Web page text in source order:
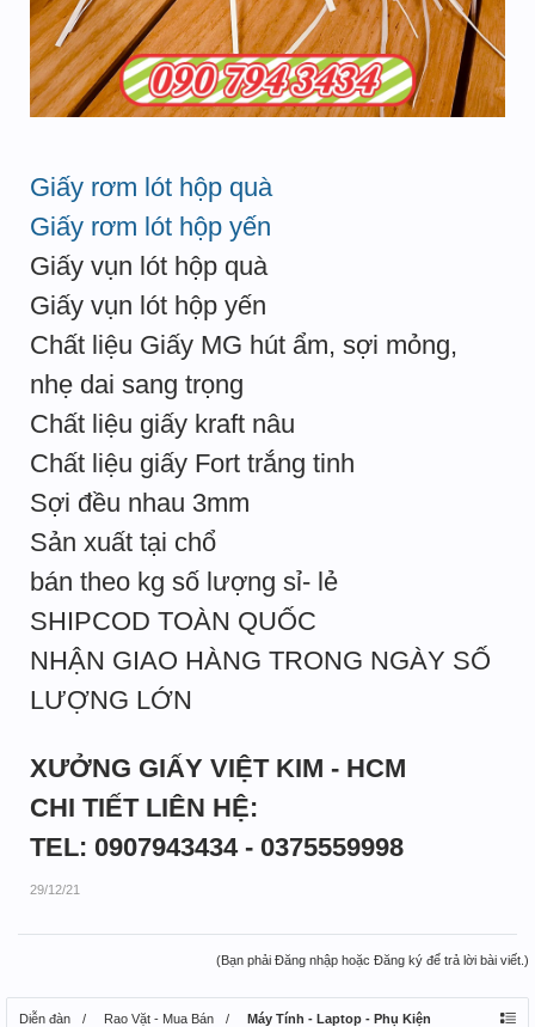
Giấy rơm lót hộp quà
Giấy rơm lót hộp yến
Giấy vụn lót hộp quà
Giấy vụn lót hộp yến
Chất liệu Giấy MG hút ẩm, sợi mỏng,
nhẹ dai sang trọng
Chất liệu giấy kraft nâu
Chất liệu giấy Fort trắng tinh
Sợi đều nhau 3mm
Sản xuất tại chổ
bán theo kg số lượng sỉ- lẻ
SHIPCOD TOÀN QUỐC
NHẬN GIAO HÀNG TRONG NGÀY SỐ
LƯỢNG LỚN
XƯỞNG GIẤY VIỆT KIM - HCM
CHI TIẾT LIÊN HỆ:
TEL: 0907943434 - 0375559998
29/12/21
(Bạn phải Đăng nhập hoặc Đăng ký để trả lời bài viết.)
Diễn đàn Rao Vặt - Mua Bán Máy Tính - Laptop - Phụ Kiện